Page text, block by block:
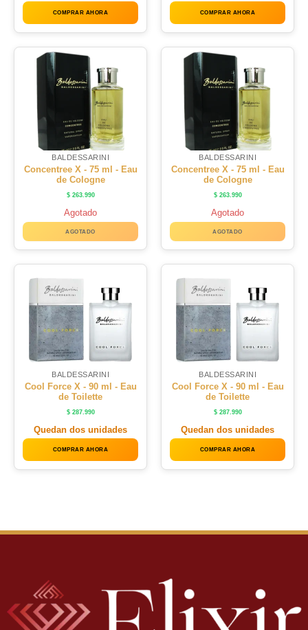
COMPRAR AHORA COMPRAR AHORA
BALDESSARINI
Concentree X - 75 ml - Eau
de Cologne
$263.990
Agotado
AGOTADO
BALDESSARINI
Concentree X - 75 ml - Eau
de Cologne
$263.990
Agotado
AGOTADO
BALDESSARINI
Cool Force X - 90 ml - Eau
de Toilette
$287.990
Quedan dos unidades
COMPRAR AHORA
BALDESSARINI
Cool Force X - 90 ml - Eau
de Toilette
$287.990
Quedan dos unidades
COMPRAR AHORA